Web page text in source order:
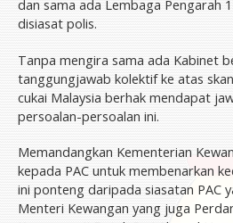
dan sama ada Lembaga Pengarah
disiasat polis.
Tanpa mengira sama ada Kabinet
tanggungjawab kolektif ke atas
cukai Malaysia berhak mendapat
persoalan-persoalan ini.
Memandangkan Kementerian
kepada PAC untuk membenarkan
ini ponteng daripada siasatan PAC
Menteri Kewangan yang juga